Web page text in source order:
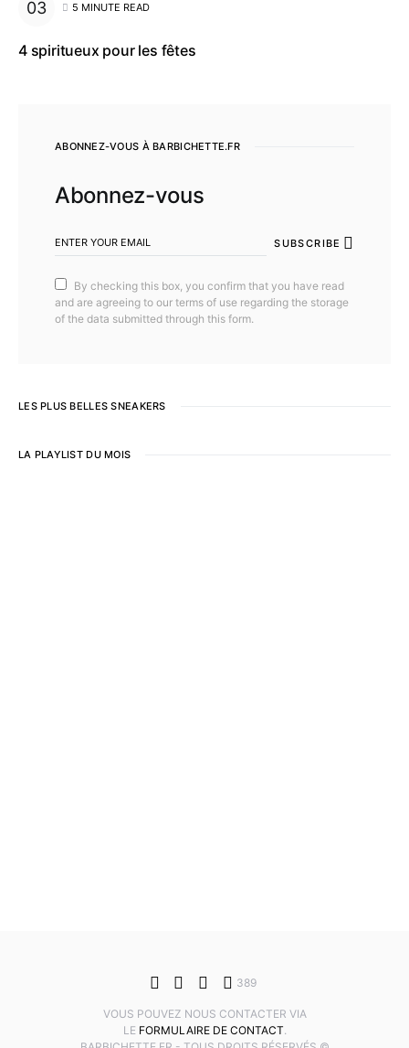
5 MINUTE READ
4 spiritueux pour les fêtes
ABONNEZ-VOUS À BARBICHETTE.FR
Abonnez-vous
SUBSCRIBE
By checking this box, you confirm that you have read
and are agreeing to our terms of use regarding the storage
of the data submitted through this form.
LES PLUS BELLES SNEAKERS
LA PLAYLIST DU MOIS
389
VOUS POUVEZ NOUS CONTACTER VIA
LE FORMULAIRE DE CONTACT.